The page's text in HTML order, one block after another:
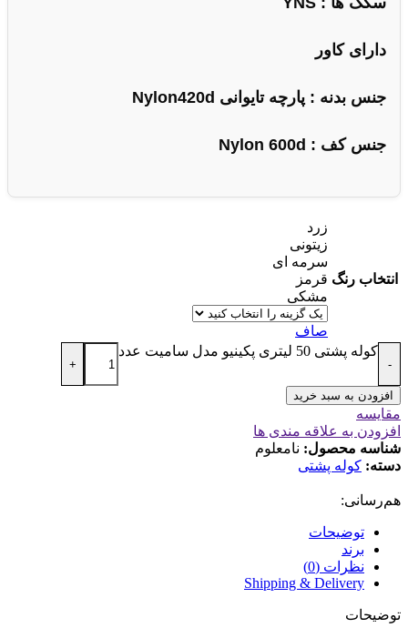
دارای کاور
جنس بدنه : پارچه تایوانی
جنس کف : Nylon 600d
انتخاب رنگ
زرد
زیتونی
سرمه ای
قرمز
مشکی
صاف
-
کوله پشتی 50 لیتری پکینیو مدل سامیت عدد
+
افزودن به سبد خرید
مقایسه
افزودن به علاقه مندی ها
شناسه محصول: نامعلوم
دسته: کوله پشتی
هم‌رسانی:
توضیحات
برند
نظرات (0)
Shipping & Delivery
توضیحات